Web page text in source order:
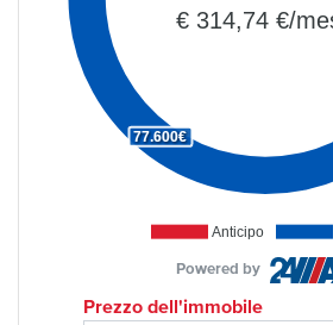
Anticipo
77.600€
€ 314,74 €/
Powered by
Prezzo dell'immobile